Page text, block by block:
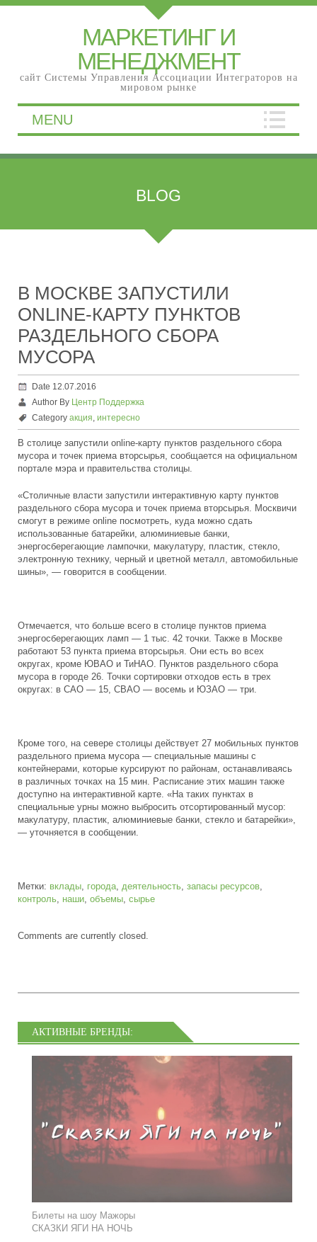
МАРКЕТИНГ И
МЕНЕДЖМЕНТ
сайт Системы Управления Ассоциации Интеграторов на
мировом рынке
MENU
BLOG
В МОСКВЕ ЗАПУСТИЛИ
ONLINE-КАРТУ ПУНКТОВ
РАЗДЕЛЬНОГО СБОРА
МУСОРА
Date 12.07.2016
Author By Центр Поддержка
Category акция, интересно
В столице запустили online-карту пунктов раздельного сбора
мусора и точек приема вторсырья, сообщается на официальном
портале мэра и правительства столицы.
«Столичные власти запустили интерактивную карту пунктов
раздельного сбора мусора и точек приема вторсырья. Москвичи
смогут в режиме online посмотреть, куда можно сдать
использованные батарейки, алюминиевые банки,
энергосберегающие лампочки, макулатуру, пластик, стекло,
электронную технику, черный и цветной металл, автомобильные
шины», — говорится в сообщении.
Отмечается, что больше всего в столице пунктов приема
энергосберегающих ламп — 1 тыс. 42 точки. Также в Москве
работают 53 пункта приема вторсырья. Они есть во всех
округах, кроме ЮВАО и ТиНАО. Пунктов раздельного сбора
мусора в городе 26. Точки сортировки отходов есть в трех
округах: в САО — 15, СВАО — восемь и ЮЗАО — три.
Кроме того, на севере столицы действует 27 мобильных пунктов
раздельного приема мусора — специальные машины с
контейнерами, которые курсируют по районам, останавливаясь
в различных точках на 15 мин. Расписание этих машин также
доступно на интерактивной карте. «На таких пунктах в
специальные урны можно выбросить отсортированный мусор:
макулатуру, пластик, алюминиевые банки, стекло и батарейки»,
— уточняется в сообщении.
Метки: вклады, города, деятельность, запасы ресурсов,
контроль, наши, объемы, сырье
Comments are currently closed.
АКТИВНЫЕ БРЕНДЫ:
Билеты на шоу Мажоры
СКАЗКИ ЯГИ НА НОЧЬ